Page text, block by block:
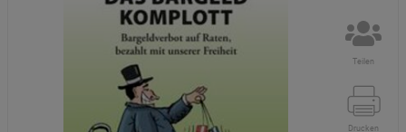
Teilen
Drucken